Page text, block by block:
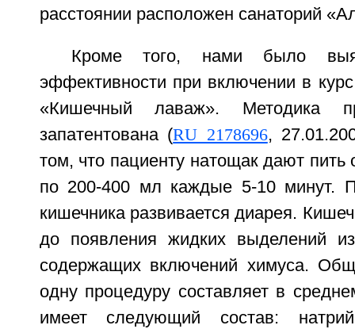
расстоянии расположен санаторий
Кроме того, нами было
эффективности при включении в
«Кишечный лаваж». Методика
запатентована (RU 2178696,
том, что пациенту натощак дают
по 200-400 мл каждые 5-10 минут.
кишечника развивается диарея.
до появления жидких выделений
содержащих включений химуса.
одну процедуру составляет в
имеет следующий состав: